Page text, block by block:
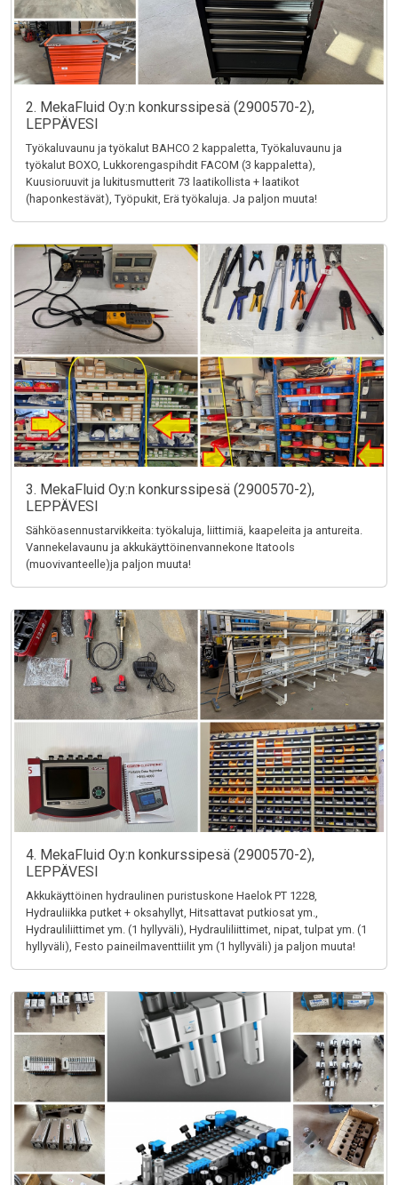
2. MekaFluid Oy:n konkurssipesä (2900570-2),
LEPPÄVESI
Työkaluvaunu ja työkalut BAHCO 2 kappaletta, Työkaluvaunu ja
työkalut BOXO, Lukkorengaspihdit FACOM (3 kappaletta),
Kuusioruuvit ja lukitusmutterit 73 laatikollista + laatikot
(haponkestävät), Työpukit, Erä työkaluja. Ja paljon muuta!
3. MekaFluid Oy:n konkurssipesä (2900570-2),
LEPPÄVESI
Sähköasennustarvikkeita: työkaluja, liittimiä, kaapeleita ja antureita.
Vannekelavaunu ja akkukäyttöinenvannekone Itatools
(muovivanteelle)ja paljon muuta!
4. MekaFluid Oy:n konkurssipesä (2900570-2),
LEPPÄVESI
Akkukäyttöinen hydraulinen puristuskone Haelok PT 1228,
Hydrauliikka putket + oksahyllyt, Hitsattavat putkiosat ym.,
Hydrauliliittimet ym. (1 hyllyväli), Hydrauliliittimet, nipat, tulpat ym. (1
hyllyväli), Festo paineilmaventtiilit ym (1 hyllyväli) ja paljon muuta!